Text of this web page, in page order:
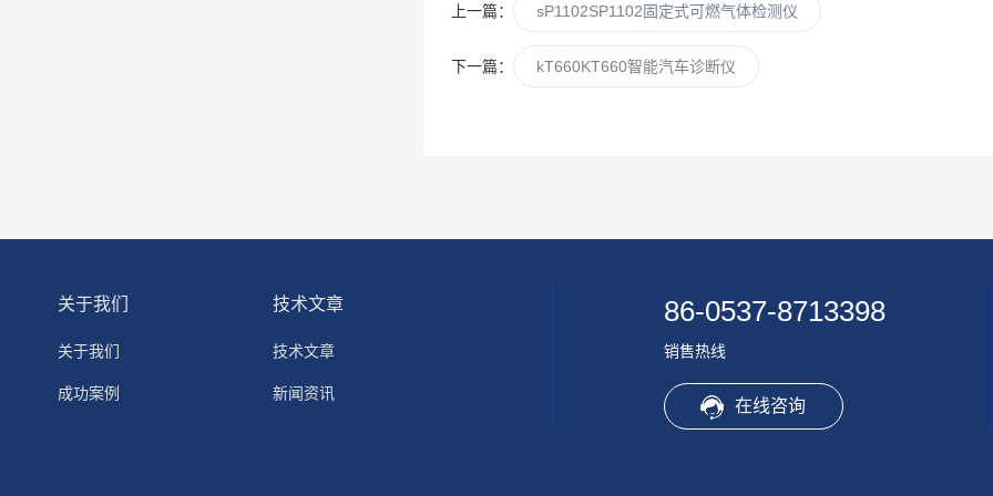
上一篇： sP1102SP1102固定式可燃气体检测仪
下一篇： kT660KT660智能汽车诊断仪
关于我们
关于我们
成功案例
技术文章
技术文章
新闻资讯
86-0537-8713398
销售热线
在线咨询